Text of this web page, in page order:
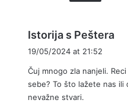
Istorija s Peštera
s
:
19/05/2024 at 21:52
Čuj mnogo zla nanjeli.
sebe? To što lažete nas ili
nevažne stvari.